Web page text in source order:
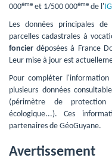
000ème et 1/500 000ème de l'
Les données principales
parcelles cadastrales à
foncier déposées à France
Leur mise à jour est
Pour compléter l'information
plusieurs données
(périmètre de
écologique...). Ces
partenaires de GéoGuyane.
Avertissement